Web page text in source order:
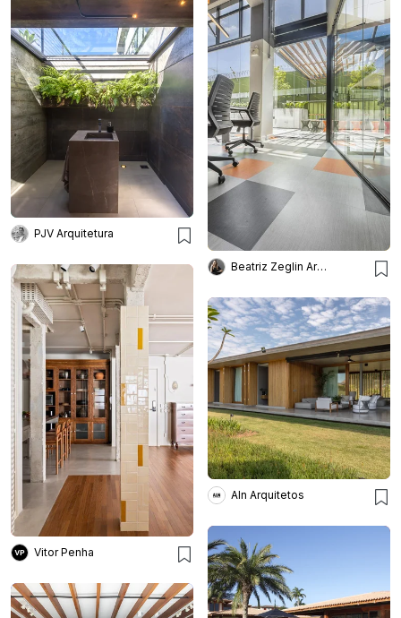
PJV Arquitetura
Beatriz Zeglin Arq. Interiores
Vitor Penha
Aln Arquitetos